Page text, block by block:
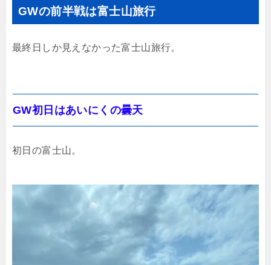
GWの前半戦は富士山旅行
最終日しか見えなかった富士山旅行。
GW初日はあいにくの曇天
初日の富士山。